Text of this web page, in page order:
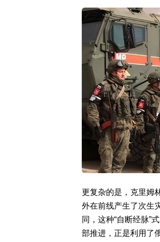
更复杂的是，克里姆
外在前线产生了次生
同，这种“自断经脉”
部推进，正是利用了